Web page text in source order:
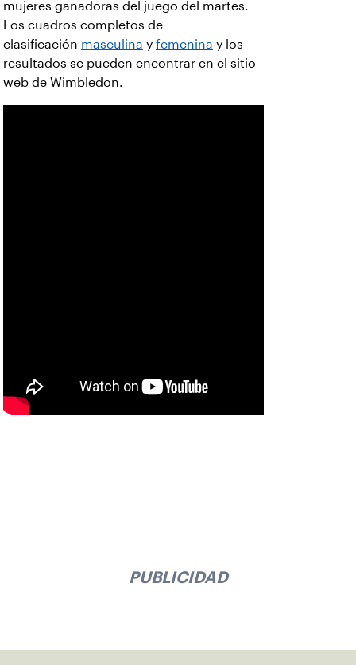
mujeres ganadoras del juego del martes.
Los cuadros completos de
clasificación masculina y femenina y los
resultados se pueden encontrar en el sitio
web de Wimbledon.
PUBLICIDAD